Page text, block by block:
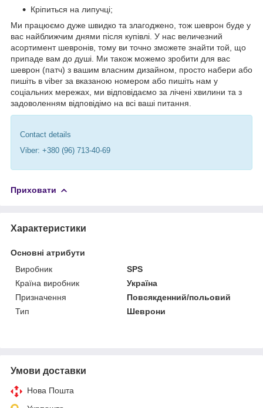
Кріпиться на липучці;
Ми працюємо дуже швидко та злагоджено, тож шеврон буде у
вас найближчим днями після купівлі. У нас величезний
асортимент шевронів, тому ви точно зможете знайти той, що
припаде вам до душі. Ми також можемо зробити для вас
шеврон (патч) з вашим власним дизайном, просто набери або
пишіть в viber за вказаною номером або пишіть нам у
соціальних мережах, ми відповідаємо за лічені хвилини та з
задоволенням відповідімо на всі ваші питання.
Contact details
Viber: +380 (96) 713-40-69
Приховати
Характеристики
Основні атрибути
Виробник
SPS
Країна виробник
Україна
Призначення
Повсякденний/польовий
Тип
Шеврони
Умови доставки
Нова Пошта